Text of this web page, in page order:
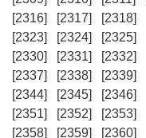
[2316]
[2317] [2318]
[2323]
[2324] [2325]
[2330]
[2331] [2332]
[2337]
[2338] [2339]
[2344]
[2345] [2346]
[2351]
[2352] [2353]
[2358]
[2359] [2360]